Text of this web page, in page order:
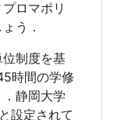
ロマポリ
う．
制度を基
時間の学修
．静岡大学
設定されて